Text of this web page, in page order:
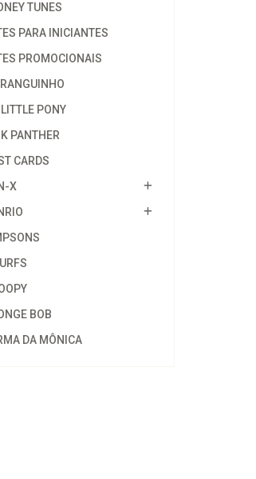
TUNES
PARA INICIANTES
PROMOCIONAIS
PONY
PANTHER
CARDS
X
BOB
DA MÔNICA